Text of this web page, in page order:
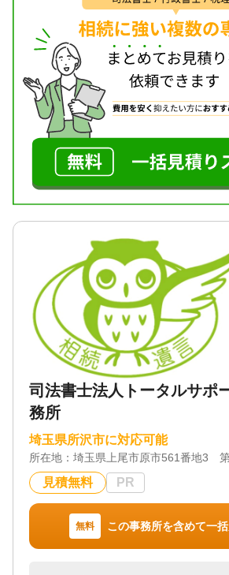
対応地域
埼玉県
対応業務
遺言書 / 遺産分割 / 相続財産調査 /
棄 / 相続手続き / 銀行手続き / 戸籍
/ 生前贈与（不動産名義変更）
対応体制
訪問可 / 土日相談可 / 初回相談無料 /
/ 事務所面談可
司法書士法人トータルサ
務所
埼玉県所沢市に対応可能
所在地： 埼玉県上尾市原市561番地3 第
見積無料 PR
無料 この事務所を含めて一